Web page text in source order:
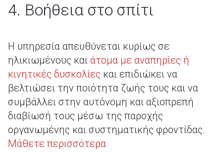
4. Βοήθεια στο σπίτι
Η υπηρεσία απευθύνεται κυρίως σε
ηλικιωμένους και άτομα με αναπηρίες ή
κινητικές δυσκολίες και επιδιώκει να
βελτιώσει την ποιότητα ζωής τους και να
συμβάλλει στην αυτόνομη και αξιοπρεπή
διαβίωσή τους μέσω της παροχής
οργανωμένης και συστηματικής φροντίδας.
Μάθετε περισσότερα